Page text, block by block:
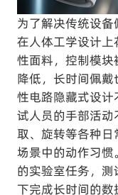
为了解决传统设
在人体工学设计
性面料，控制模
降低，长时间佩
性电路隐藏式设
试人员的手部活
取、旋转等各种
场景中的动作习
的实验室任务，
下完成长时间的